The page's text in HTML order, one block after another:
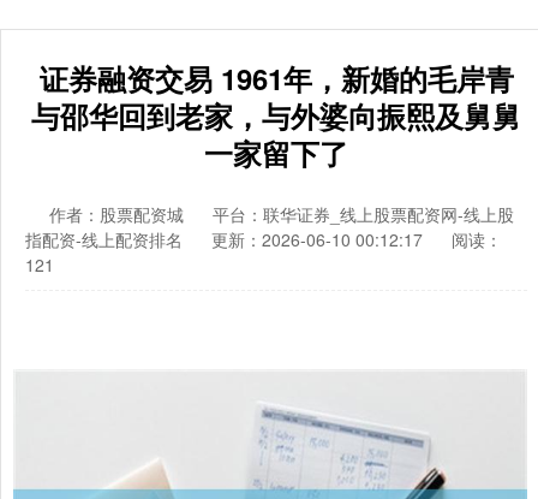
证券融资交易 1961年，新婚的毛岸青
与邵华回到老家，与外婆向振熙及舅舅
一家留下了
作者：股票配资城
平台：联华证券_线上股票配资网-线上股
指配资-线上配资排名
更新：2026-06-10 00:12:17
阅读：
121